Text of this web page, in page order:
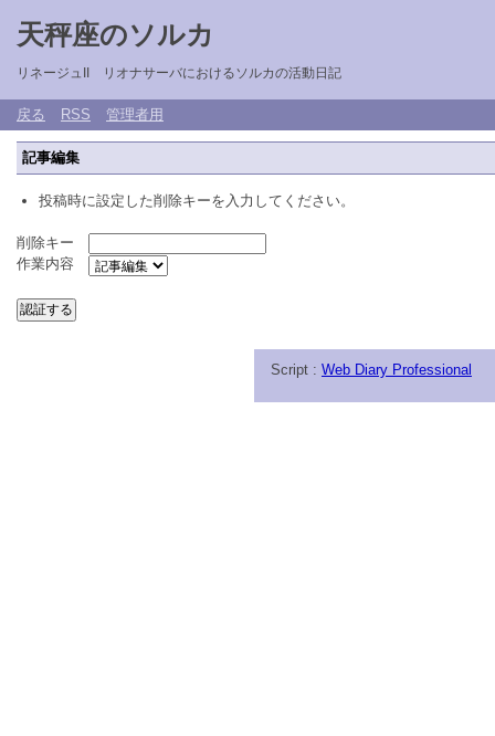
天秤座のソルカ
リネージュII リオナサーバにおけるソルカの活動日記
戻る RSS 管理者用
記事編集
投稿時に設定した削除キーを入力してください。
削除キー
作業内容
Script : Web Diary Professional